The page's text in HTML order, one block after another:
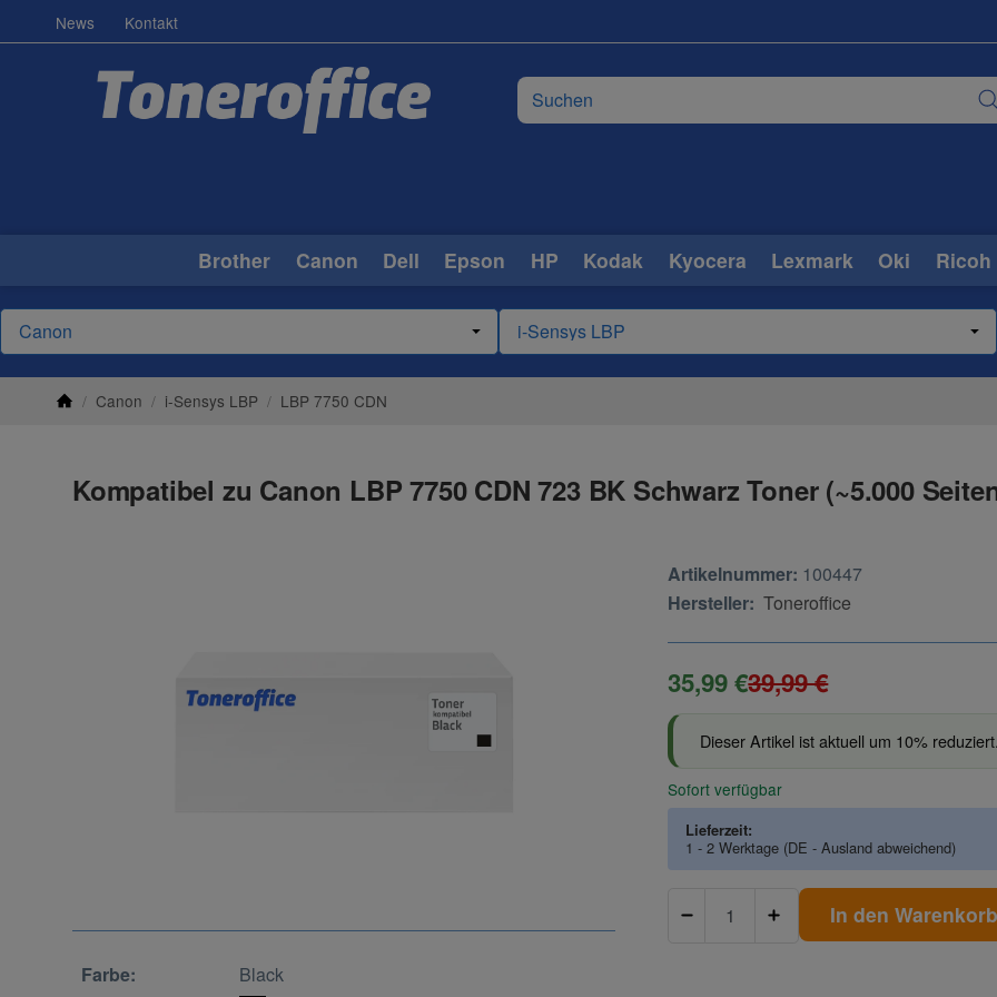
News Kontakt
Brother Canon Dell Epson HP Kodak Kyocera Lexmark Oki Ricoh
/ Canon / i-Sensys LBP / LBP 7750 CDN
Kompatibel zu Canon LBP 7750 CDN 723 BK Schwarz Toner (~5.000
Farbe: Black
Artikelnummer: 100447
Hersteller: Toneroffice
35,99 €39,99 €
Dieser Artikel ist aktuell um 10%
Sofort verfügbar
Lieferzeit:
1 - 2 Werktage (DE - Ausland abweichend)
In den